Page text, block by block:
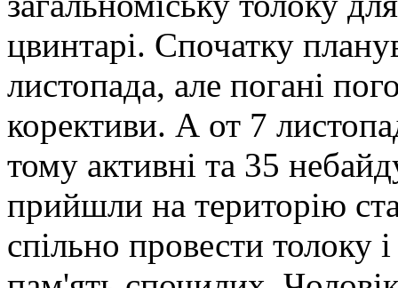
цвинтарі. Спочатку
листопада, але погані
корективи. А от 7
тому активні та 35
прийшли на територію
спільно провести